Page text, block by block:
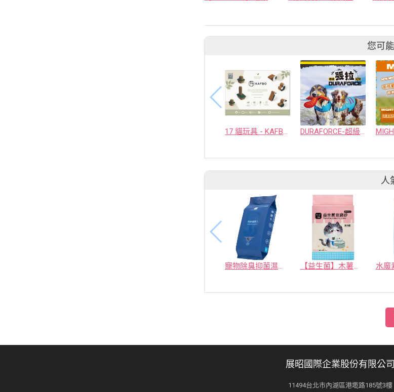
您可
17 貓玩具 - KAFBO COMPANY LIMITED DURAFORCE-超級丟拉玩具
人
寵物除臭抑菌濕紙巾／30抽／無味【4包100】 【益生菌】木薯豆腐砂/豆腐砂 (1包最低$119起)抽貓砂機
展昭國際企業股份有限公司
11494台北市內湖區港墘路185號3樓